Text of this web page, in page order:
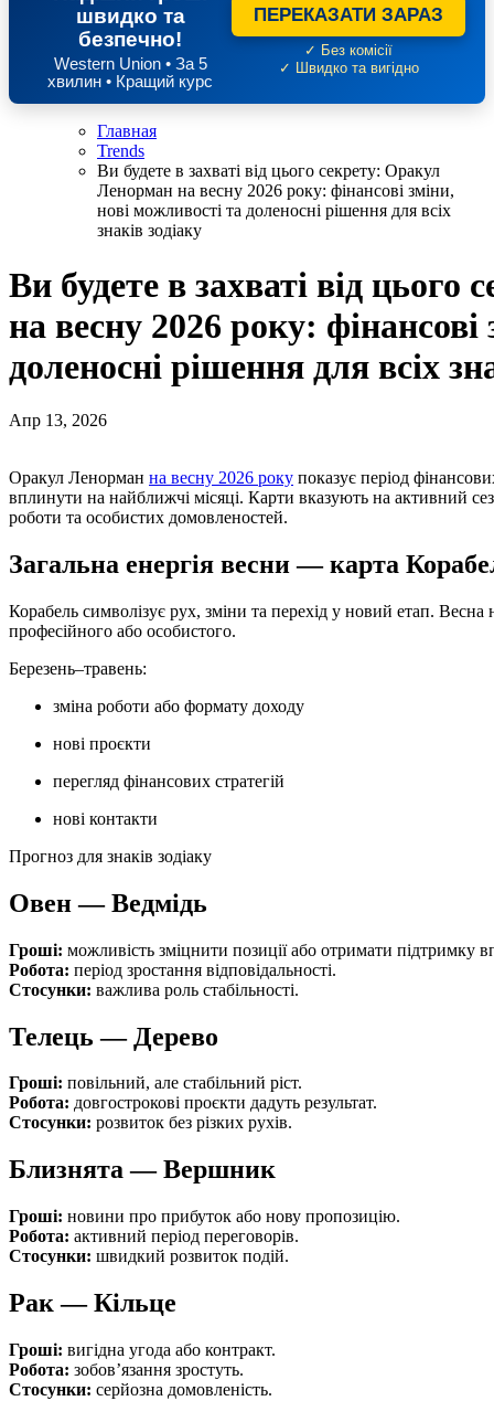
швидко та
безпечно!
Western Union • За 5
хвилин • Кращий курс
ПЕРЕКАЗАТИ ЗАРАЗ
✓ Без комісії
✓ Швидко та вигідно
Главная
Trends
Ви будете в захваті від цього секрету: Оракул
Ленорман на весну 2026 року: фінансові зміни,
нові можливості та доленосні рішення для всіх
знаків зодіаку
Ви будете в захваті від
на весну 2026 року:
доленосні рішення для всіх
Апр 13, 2026
Оракул Ленорман на весну 2026 року показує період
вплинути на найближчі місяці. Карти вказують на активний
роботи та особистих домовленостей.
Загальна енергія весни — карта
Корабель символізує рух, зміни та перехід у новий етап.
професійного або особистого.
Березень–травень:
зміна роботи або формату доходу
нові проєкти
перегляд фінансових стратегій
нові контакти
Прогноз для знаків зодіаку
Овен — Ведмідь
Гроші: можливість зміцнити позиції або отримати підтримку
Робота: період зростання відповідальності.
Стосунки: важлива роль стабільності.
Телець — Дерево
Гроші: повільний, але стабільний ріст.
Робота: довгострокові проєкти дадуть результат.
Стосунки: розвиток без різких рухів.
Близнята — Вершник
Гроші: новини про прибуток або нову пропозицію.
Робота: активний період переговорів.
Стосунки: швидкий розвиток подій.
Рак — Кільце
Гроші: вигідна угода або контракт.
Робота: зобов’язання зростуть.
Стосунки: серйозна домовленість.